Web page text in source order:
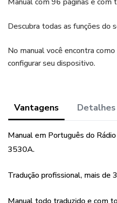
Descubra todas as funções do
No manual você encontra
configurar seu dispositivo.
Vantagens Detalhes
Manual em Português do
3530A.
Tradução profissional, mais de